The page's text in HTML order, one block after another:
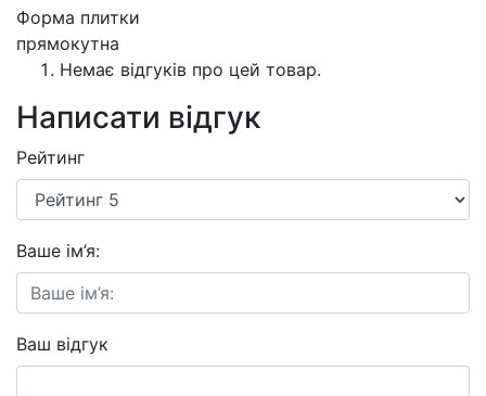
Форма плитки
прямокутна
Немає відгуків про цей товар.
Написати відгук
Рейтинг
Ваше ім’я:
Ваш відгук